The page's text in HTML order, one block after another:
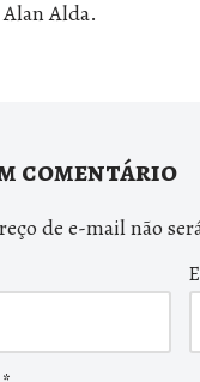
Alda.
comentário
de e-mail não